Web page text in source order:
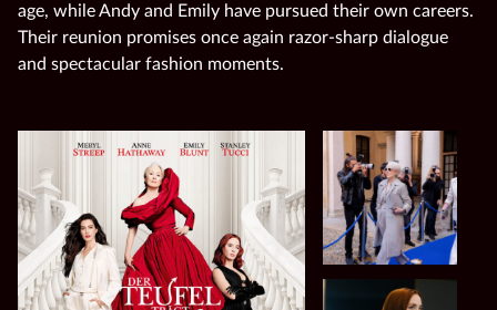
age, while Andy and Emily have pursued their own careers.
Their reunion promises once again razor‑sharp dialogue
and spectacular fashion moments.